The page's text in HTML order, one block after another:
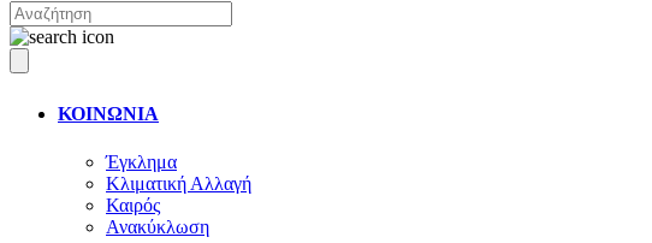
ΚΟΙΝΩΝΙΑ
Έγκλημα
Κλιματική Αλλαγή
Καιρός
Ανακύκλωση